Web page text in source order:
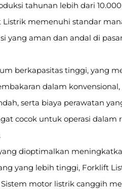
tahunan lebih dari
memenuhi standar
yang aman dan andal di
berkapasitas tinggi, yang
dalam
serta biaya perawatan
cocok untuk operasi dalam
dioptimalkan
yang lebih tinggi, Forklift
motor listrik canggih